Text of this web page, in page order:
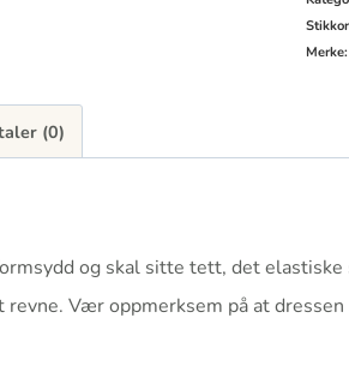
(0)
og skal sitte tett, det
Vær oppmerksem på at